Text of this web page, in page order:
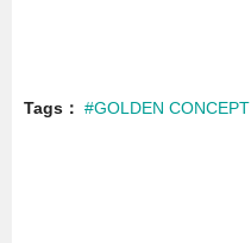
Tags #GOLDEN CONCEPT